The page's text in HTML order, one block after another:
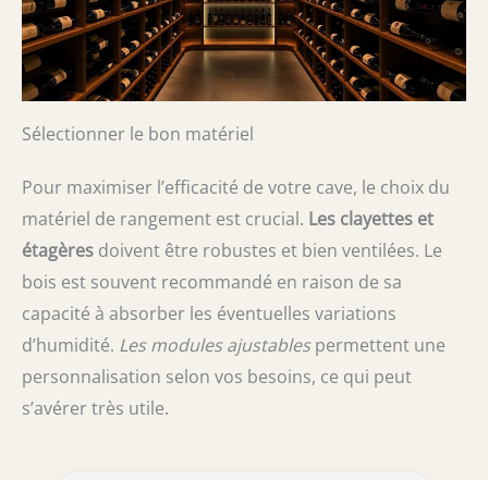
Sélectionner le bon matériel
Pour maximiser l’efficacité de votre cave, le choix du
matériel de rangement est crucial. Les clayettes et
étagères doivent être robustes et bien ventilées. Le
bois est souvent recommandé en raison de sa
capacité à absorber les éventuelles variations
d’humidité. Les modules ajustablespermettent une
personnalisation selon vos besoins, ce qui peut
s’avérer très utile.